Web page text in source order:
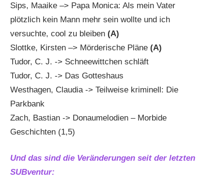
Sips, Maaike –> Papa Monica: Als mein Vater
plötzlich kein Mann mehr sein wollte und ich
versuchte, cool zu bleiben(A)
Slottke, Kirsten –> Mörderische Pläne(A)
Tudor, C. J. -> Schneewittchen schläft
Tudor, C. J. -> Das Gotteshaus
Westhagen, Claudia -> Teilweise kriminell: Die
Parkbank
Zach, Bastian -> Donaumelodien – Morbide
Geschichten (1,5)
Und das sind die Veränderungen seit der letzten
SUBventur: